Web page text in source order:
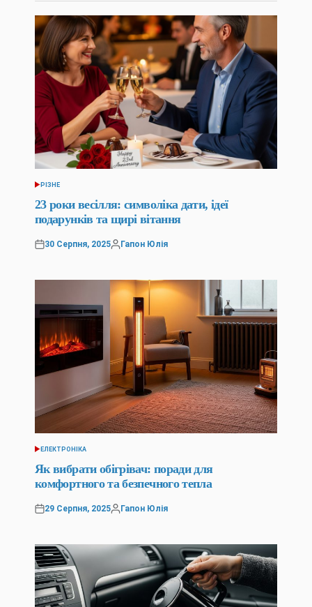
ОПУБЛІКУВАТИ
У
РІЗНЕ
23 роки весілля: символіка дати, ідеї
подарунків та щирі вітання
Оприлюднено
30 Серпня, 2025
Опубліковано
Гапон Юлія
ОПУБЛІКУВАТИ
У
ЕЛЕКТРОНІКА
Як вибрати обігрівач: поради для
комфортного та безпечного тепла
Оприлюднено
29 Серпня, 2025
Опубліковано
Гапон Юлія